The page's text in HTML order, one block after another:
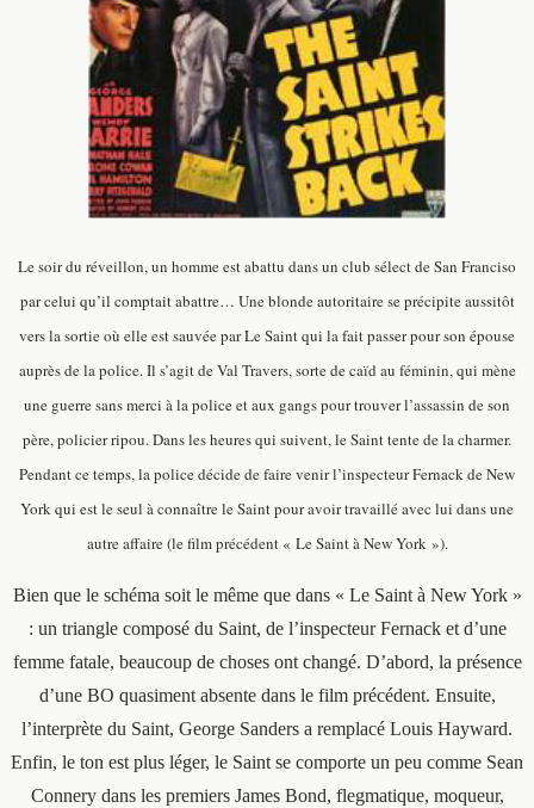
Le soir du réveillon, un homme est abattu dans un club sélect de San Franciso
par celui qu’il comptait abattre… Une blonde autoritaire se précipite aussitôt
vers la sortie où elle est sauvée par Le Saint qui la fait passer pour son épouse
auprès de la police. Il s’agit de Val Travers, sorte de caïd au féminin, qui mène
une guerre sans merci à la police et aux gangs pour trouver l’assassin de son
père, policier ripou. Dans les heures qui suivent, le Saint tente de la charmer.
Pendant ce temps, la police décide de faire venir l’inspecteur Fernack de New
York qui est le seul à connaître le Saint pour avoir travaillé avec lui dans une
autre affaire (le film précédent « Le Saint à New York »).
Bien que le schéma soit le même que dans « Le Saint à New York »
: un triangle composé du Saint, de l’inspecteur Fernack et d’une
femme fatale, beaucoup de choses ont changé. D’abord, la présence
d’une BO quasiment absente dans le film précédent. Ensuite,
l’interprète du Saint, George Sanders a remplacé Louis Hayward.
Enfin, le ton est plus léger, le Saint se comporte un peu comme Sean
Connery dans les premiers James Bond, flegmatique, moqueur,